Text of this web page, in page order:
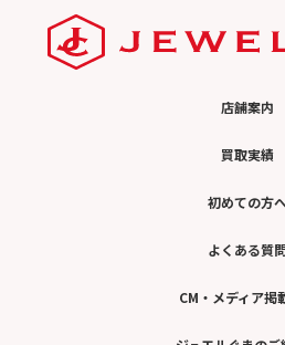
店舗案内
買取実績
初めての方
よくある質
CM・メディア掲